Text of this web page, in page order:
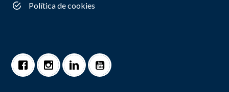
Política de cookies